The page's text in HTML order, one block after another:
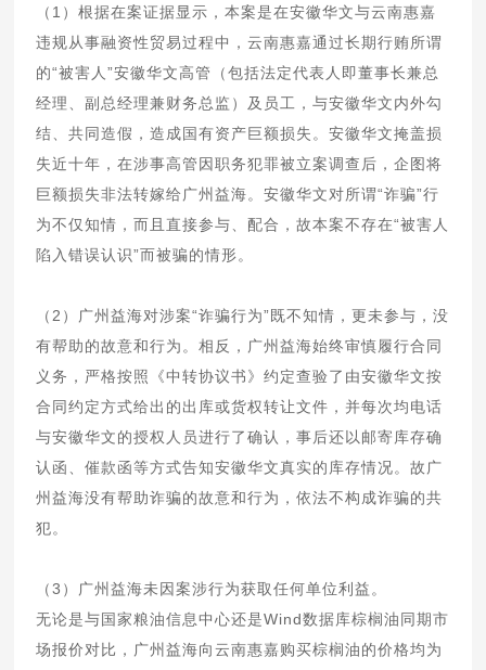
（1）根据在案证据显示，本案是在安徽华文与云南惠嘉
违规从事融资性贸易过程中，云南惠嘉通过长期行贿所谓
的“被害人”安徽华文高管（包括法定代表人即董事长兼总
经理、副总经理兼财务总监）及员工，与安徽华文内外勾
结、共同造假，造成国有资产巨额损失。安徽华文掩盖损
失近十年，在涉事高管因职务犯罪被立案调查后，企图将
巨额损失非法转嫁给广州益海。安徽华文对所谓“诈骗”行
为不仅知情，而且直接参与、配合，故本案不存在“被害人
陷入错误认识”而被骗的情形。
（2）广州益海对涉案“诈骗行为”既不知情，更未参与，没
有帮助的故意和行为。相反，广州益海始终审慎履行合同
义务，严格按照《中转协议书》约定查验了由安徽华文按
合同约定方式给出的出库或货权转让文件，并每次均电话
与安徽华文的授权人员进行了确认，事后还以邮寄库存确
认函、催款函等方式告知安徽华文真实的库存情况。故广
州益海没有帮助诈骗的故意和行为，依法不构成诈骗的共
犯。
（3）广州益海未因案涉行为获取任何单位利益。
无论是与国家粮油信息中心还是Wind数据库棕榈油同期市
场报价对比，广州益海向云南惠嘉购买棕榈油的价格均为